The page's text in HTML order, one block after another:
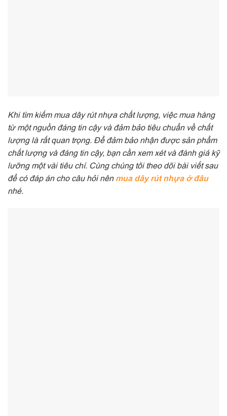
Khi tìm kiếm mua dây rút nhựa chất lượng, việc mua hàng
từ một nguồn đáng tin cậy và đảm bảo tiêu chuẩn về chất
lượng là rất quan trọng. Để đảm bảo nhận được sản phẩm
chất lượng và đáng tin cậy, bạn cần xem xét và đánh giá kỹ
lưỡng một vài tiêu chí. Cùng chúng tôi theo dõi bài viết sau
để có đáp án cho câu hỏi nên mua dây rút nhựa ở đâu
nhé.